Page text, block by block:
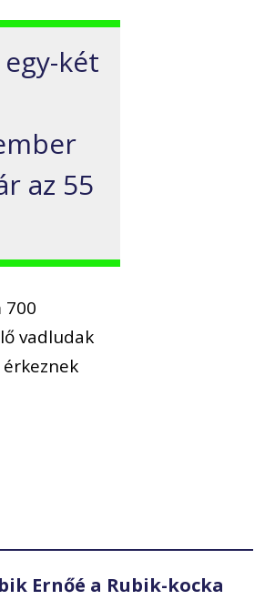
két
az 55
700
vadludak
Ernőé a Rubik-kocka